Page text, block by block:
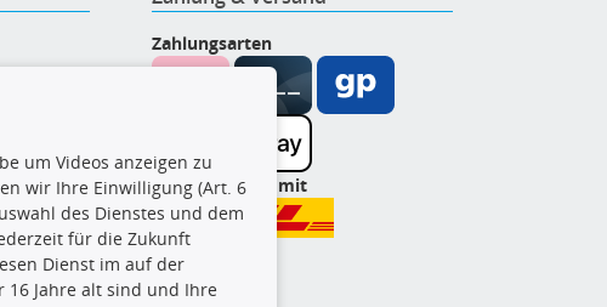
Zahlungsarten
Wir versenden mit
um Videos anzeigen zu
wir Ihre Einwilligung (Art. 6
des Dienstes und dem
für die Zukunft
Dienst im auf der
16 Jahre alt sind und Ihre